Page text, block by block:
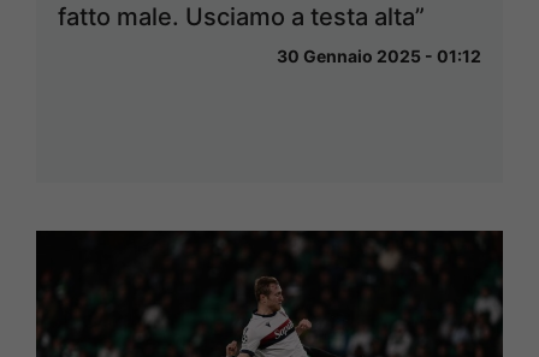
fatto male. Usciamo a testa alta”
30 Gennaio 2025 - 01:12